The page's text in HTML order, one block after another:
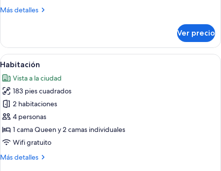
Más detalles
Más
económica
Ver precio
Abrir
todas
las
fotos
de
Habitación
Habitación de hotel con cama, dos
6
Habitación
Vista a la ciudad
183 pies cuadrados
2 habitaciones
4 personas
1 cama Queen y 2 camas individuales
Wifi gratuito
Más detalles
Más